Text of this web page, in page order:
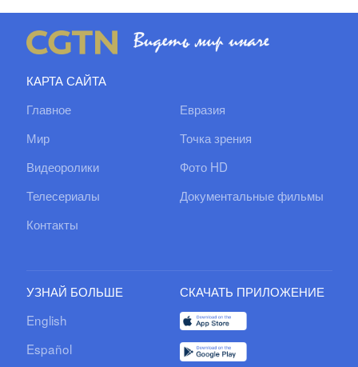
КАРТА САЙТА
Главное
Евразия
Мир
Точка зрения
Видеоролики
Фото HD
Телесериалы
Документальные фильмы
Контакты
УЗНАЙ БОЛЬШЕ
English
Español
СКАЧАТЬ ПРИЛОЖЕНИЕ